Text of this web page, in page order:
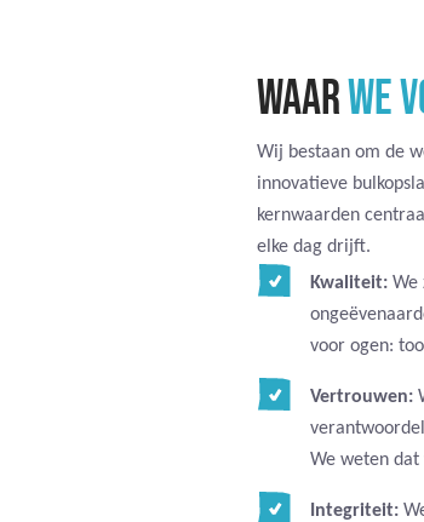
WAARWE
Wij bestaan om de
innovatieve
kernwaarden
elke dag drijft.
Kwaliteit: We
voor ogen:
Vertrouwen:
We weten dat
Integriteit: